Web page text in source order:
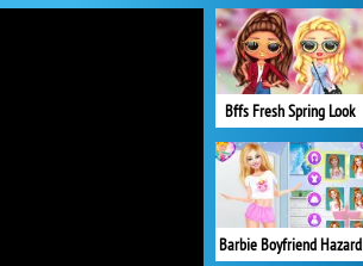
Bffs Fresh Spring Look
Barbie Boyfriend Hazard